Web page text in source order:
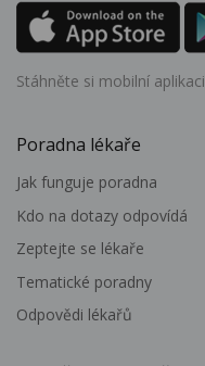
Stáhněte si mobilní aplikaci
Poradna lékaře
Jak funguje poradna
Kdo na dotazy odpovídá
Zeptejte se lékaře
Tematické poradny
Odpovědi lékařů